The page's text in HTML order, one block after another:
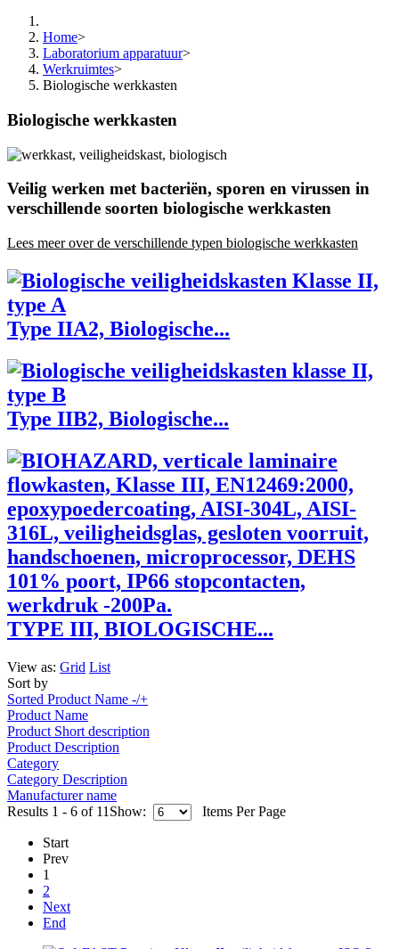
Home>
Laboratorium apparatuur>
Werkruimtes>
Biologische werkkasten
Biologische werkkasten
Veilig werken met bacteriën, sporen en virussen in
verschillende soorten biologische werkkasten
Lees meer over de verschillende typen biologische werkkasten
Type IIA2, Biologische...
Type IIB2, Biologische...
TYPE III, BIOLOGISCHE...
View as: Grid List
Sort by
Sorted Product Name -/+
Product Name
Product Short description
Product Description
Category
Category Description
Manufacturer name
Results 1 - 6 of 11 Show: Items Per Page
Start
Prev
1
2
Next
End